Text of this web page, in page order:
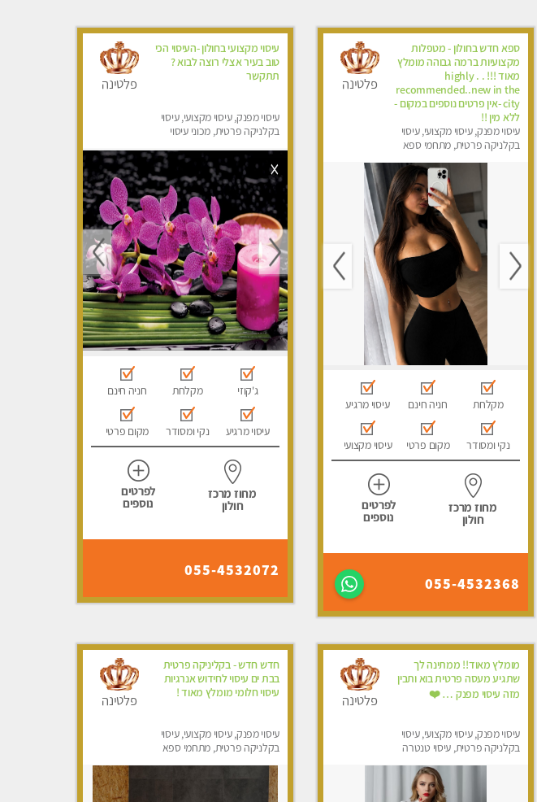
ספא חדש בחולון - מטפלות
מקצועיות ברמה גבוהה מומלץ
מאוד !!! . . highly
recommended..new in the
city -אין פרטים נוספים במקום -
ללא מין !!
עיסוי מפנק, עיסוי מקצועי, עיסוי
בקלניקה פרטית, מתחמי ספא
פלטינה
מקלחת חניה חינם עיסוי מרגיע
נקי ומסודר מקום פרטי עיסוי מקצועי
מחוז מרכז
חולון
לפרטים
נוספים
055-4532368
עיסוי מקצועי בחולון -העיסוי הכי
טוב בעיר אצלי רוצה לבוא ?
תתקשר
עיסוי מפנק, עיסוי מקצועי, עיסוי
בקלניקה פרטית, מכוני עיסוי
פלטינה
ג'קוזי מקלחת חניה חינם
עיסוי מרגיע נקי ומסודר מקום פרטי
מחוז מרכז
חולון
לפרטים
נוספים
055-4532072
מומלץ מאוד!! ממתינה לך
שתגיע מעסה פרטית בוא ותבין
מזה עיסוי מפנק … ❤️
עיסוי מפנק, עיסוי מקצועי, עיסוי
בקלניקה פרטית, עיסוי טנטרה
פלטינה
חדש חדש - בקליניקה פרטית
בבת ים עיסוי לחידוש אנרגיות
עיסוי חלומי מומלץ מאוד !
עיסוי מפנק, עיסוי מקצועי, עיסוי
בקלניקה פרטית, מתחמי ספא
פלטינה